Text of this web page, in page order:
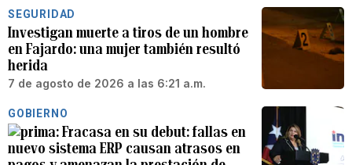
SEGURIDAD
Investigan muerte a tiros de un hombre
en Fajardo: una mujer también resultó
herida
7 de agosto de 2026 a las 6:21 a.m.
GOBIERNO
Fracasa en su debut: fallas en
nuevo sistema ERP causan atrasos en